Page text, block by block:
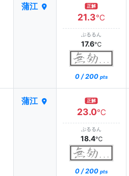
蒲江 正解
21.3℃
ぷるるん
17.6℃
0 / 200 pts
蒲江 正解
23.0℃
ぷるるん
18.4℃
0 / 200 pts